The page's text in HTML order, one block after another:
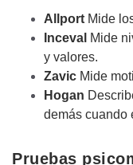
Allport Mide
Inceval Mide
y valores.
Zavic Mide
Hogan
demás cuando
Pruebas